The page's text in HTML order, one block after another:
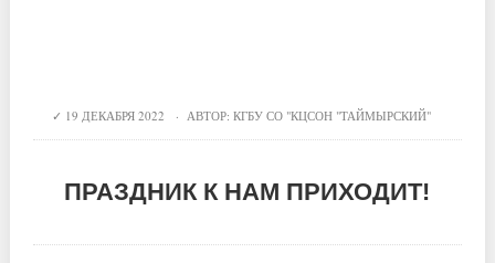
19 ДЕКАБРЯ 2022 · АВТОР: КГБУ СО "КЦСОН "ТАЙМЫРСКИЙ"
ПРАЗДНИК К НАМ ПРИХОДИТ!